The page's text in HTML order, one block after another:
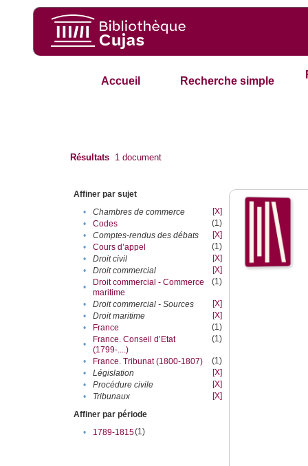
Accueil Recherche simple
Résultats 1 document
Affiner par sujet
•
Chambres de commerce
[X]
•
Codes
(1)
•
Comptes-rendus des débats
[X]
•
Cours d’appel
(1)
•
Droit civil
[X]
•
Droit commercial
[X]
•
Droit commercial - Commerce
maritime
(1)
• Droit commercial - Sources
[X]
•
Droit maritime
[X]
•
France
(1)
•
France. Conseil d’Etat
(1799-....)
(1)
• France. Tribunat (1800-1807)
(1)
•
Législation
[X]
•
Procédure civile
[X]
•
Tribunaux
[X]
Affiner par période
•
1789-1815(1)